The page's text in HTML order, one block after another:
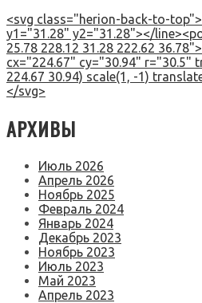
<svg class="herion-back-to-
y1="31.28" y2="31.28"></
25.78 228.12 31.28 222.62
cx="224.67" cy="30.94" r="30.5"
224.67 30.94) scale(1, -1)
</svg>
АРХИВЫ
Июль 2026
Апрель 2026
Ноябрь 2025
Февраль 2024
Январь 2024
Декабрь 2023
Ноябрь 2023
Июль 2023
Май 2023
Апрель 2023